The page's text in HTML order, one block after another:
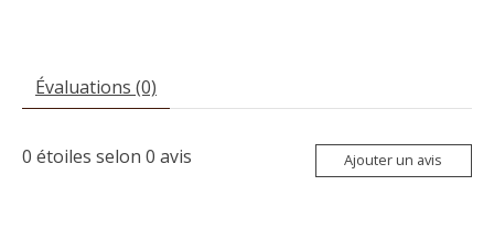
Évaluations (0)
0 étoiles selon 0 avis Ajouter un avis